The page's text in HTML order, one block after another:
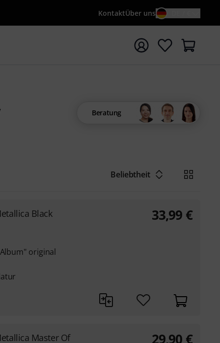
KontaktÜber uns
mit Suchwort {searchTerm} starten
Beratung
Beliebtheit
Black
original
33,99 €
Master Of
29,90 €